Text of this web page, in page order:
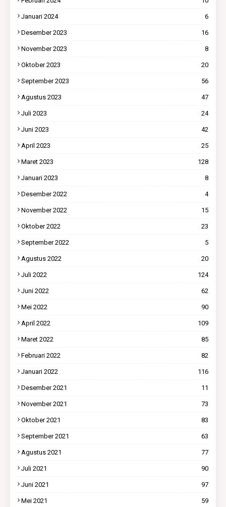
Januari 2024 6
Desember 2023 16
November 2023 8
Oktober 2023 20
September 2023 56
Agustus 2023 47
Juli 2023 24
Juni 2023 42
April 2023 25
Maret 2023 128
Januari 2023 8
Desember 2022 4
November 2022 15
Oktober 2022 23
September 2022 5
Agustus 2022 20
Juli 2022 124
Juni 2022 62
Mei 2022 90
April 2022 109
Maret 2022 85
Februari 2022 82
Januari 2022 116
Desember 2021 11
November 2021 73
Oktober 2021 83
September 2021 63
Agustus 2021 77
Juli 2021 90
Juni 2021 97
Mei 2021 59